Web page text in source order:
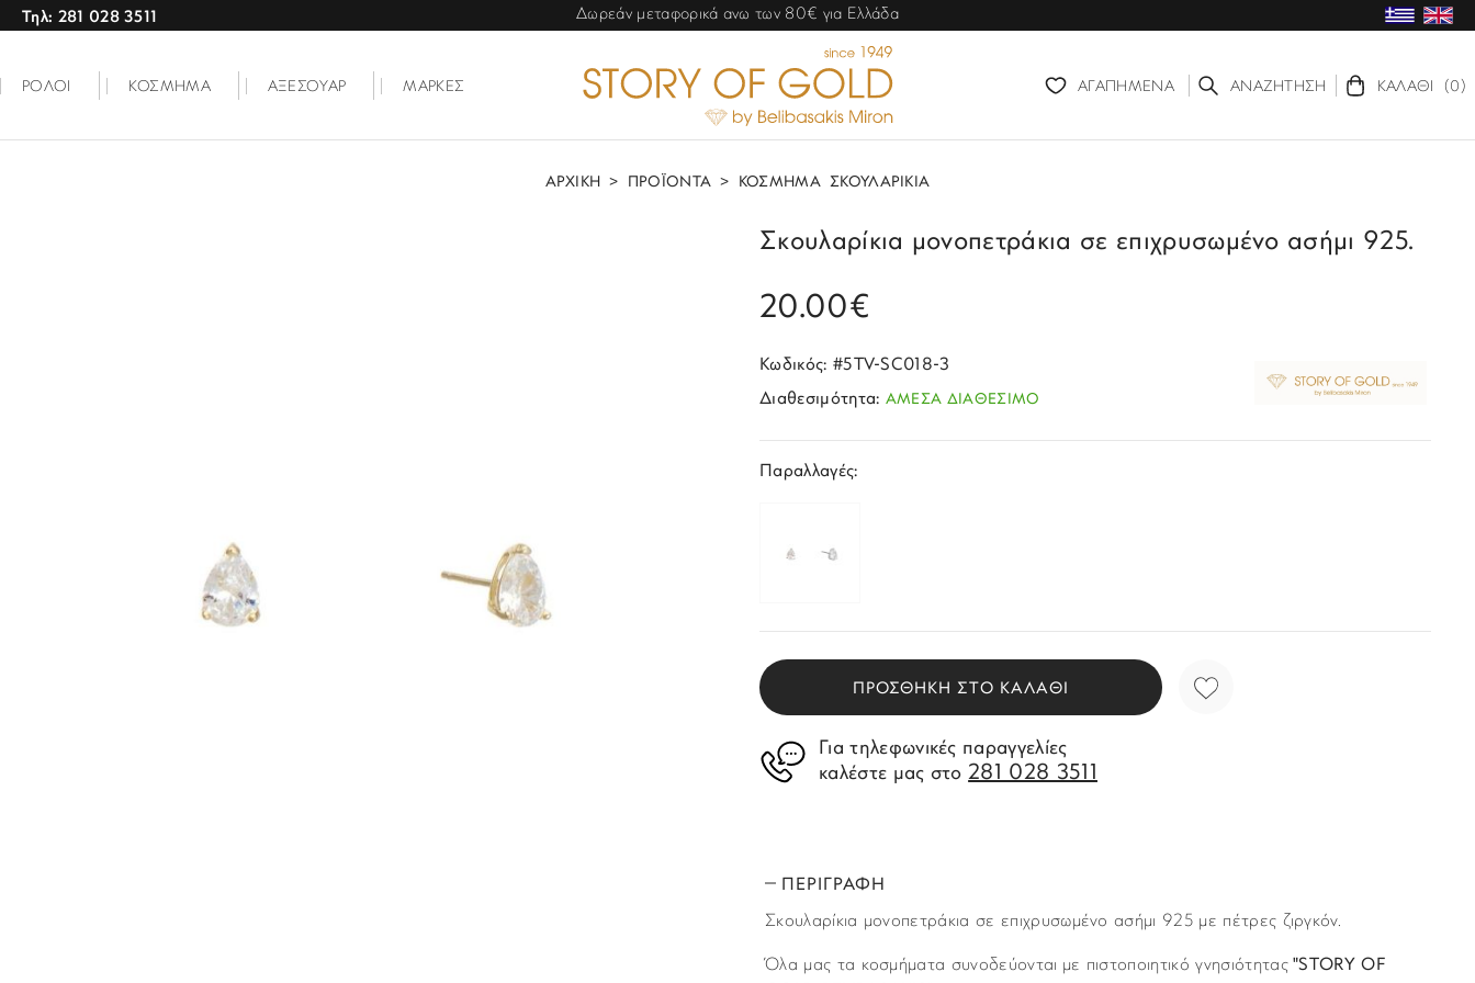
Τηλ: 281 028 3511 Δωρεάν μεταφορικά ανω των 80€ για Ελλάδα
ΡΟΛΟΙ ΚΟΣΜΗΜΑ ΑΞΕΣΟΥΑΡ ΜΑΡΚΕΣ ΑΓΑΠΗΜΕΝΑ ΑΝΑΖΗΤΗΣΗ ΚΑΛΑΘΙ (0)
ΑΡΧΙΚΗ > ΠΡΟΪΟΝΤΑ > ΚΟΣΜΗΜΑ ΣΚΟΥΛΑΡΙΚΙΑ
Σκουλαρίκια μονοπετράκια σε επιχρυσωμένο ασήμι 925.
20.00€
Κωδικός: #5TV-SC018-3
Διαθεσιμότητα: ΑΜΕΣΑ ΔΙΑΘΕΣΙΜΟ
Παραλλαγές:
ΠΡΟΣΘΗΚΗ ΣΤΟ ΚΑΛΑΘΙ
Για τηλεφωνικές παραγγελίες
καλέστε μας στο281 028 3511
ΠΕΡΙΓΡΑΦΗ
Σκουλαρίκια μονοπετράκια σε επιχρυσωμένο ασήμι 925 με πέτρες ζιργκόν.
Όλα μας τα κοσμήματα συνοδεύονται με πιστοποιητικό γνησιότητας"STORY OF